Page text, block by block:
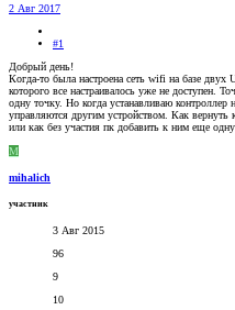
2 Авг 2017
#1
Добрый день!
Когда-то была настроена сеть wifi на базе
которого все настраивалось уже не доступен.
одну точку. Но когда устанавливаю
управляются другим устройством. Как вернуть
или как без участия пк добавить к ним еще
M
mihalich
участник
3 Авг 2015
96
9
10